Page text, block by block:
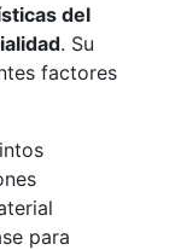
del
. Su
factores
para